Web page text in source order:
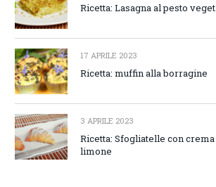
Ricetta: Lasagna al pesto
17 APRILE 2023
Ricetta: muffin alla borragine
3 APRILE 2023
Ricetta: Sfogliatelle con
limone